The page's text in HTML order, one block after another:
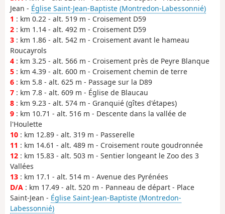
Jean - Église Saint-Jean-Baptiste (Montredon-Labessonnié)
1 : km 0.22 - alt. 519 m - Croisement D59
2 : km 1.14 - alt. 492 m - Croisement D59
3 : km 1.86 - alt. 542 m - Croisement avant le hameau
Roucayrols
4 : km 3.25 - alt. 566 m - Croisement près de Peyre Blanque
5 : km 4.39 - alt. 600 m - Croisement chemin de terre
6 : km 5.8 - alt. 625 m - Passage sur la D89
7 : km 7.8 - alt. 609 m - Église de Blaucau
8 : km 9.23 - alt. 574 m - Granquié (gîtes d'étapes)
9 : km 10.71 - alt. 516 m - Descente dans la vallée de
l'Houlette
10 : km 12.89 - alt. 319 m - Passerelle
11 : km 14.61 - alt. 489 m - Croisement route goudronnée
12 : km 15.83 - alt. 503 m - Sentier longeant le Zoo des 3
Vallées
13 : km 17.1 - alt. 514 m - Avenue des Pyrénées
D/A : km 17.49 - alt. 520 m - Panneau de départ - Place
Saint-Jean - Église Saint-Jean-Baptiste (Montredon-
Labessonnié)